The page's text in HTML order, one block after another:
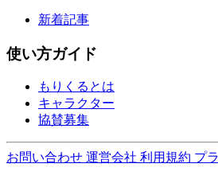
新着記事
使い方ガイド
もりくるとは
キャラクター
協賛募集
お問い合わせ 運営会社 利用規約 プ